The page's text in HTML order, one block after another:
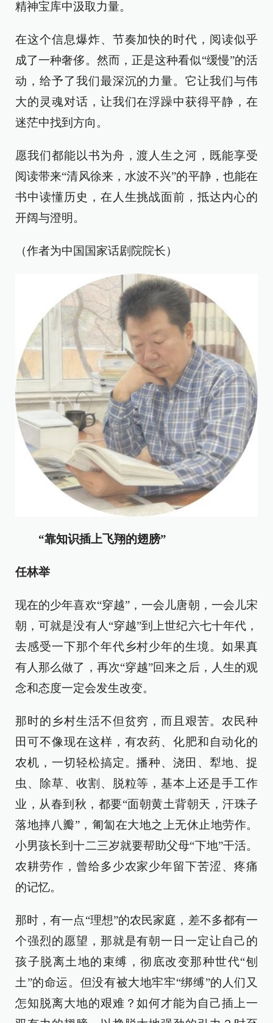
精神宝库中汲取力量。
在这个信息爆炸、节奏加快的时代，阅读似乎
成了一种奢侈。然而，正是这种看似“缓慢”的活
动，给予了我们最深沉的力量。它让我们与伟
大的灵魂对话，让我们在浮躁中获得平静，在
迷茫中找到方向。
愿我们都能以书为舟，渡人生之河，既能享受
阅读带来“清风徐来，水波不兴”的平静，也能在
书中读懂历史，在人生挑战面前，抵达内心的
开阔与澄明。
（作者为中国国家话剧院院长）
“靠知识插上飞翔的翅膀”
任林举
现在的少年喜欢“穿越”，一会儿唐朝，一会儿宋
朝，可就是没有人“穿越”到上世纪六七十年代，
去感受一下那个年代乡村少年的生境。如果真
有人那么做了，再次“穿越”回来之后，人生的观
念和态度一定会发生改变。
那时的乡村生活不但贫穷，而且艰苦。农民种
田可不像现在这样，有农药、化肥和自动化的
农机，一切轻松搞定。播种、浇田、犁地、捉
虫、除草、收割、脱粒等，基本上还是手工作
业，从春到秋，都要“面朝黄土背朝天，汗珠子
落地摔八瓣”，匍匐在大地之上无休止地劳作。
小男孩长到十二三岁就要帮助父母“下地”干活。
农耕劳作，曾给多少农家少年留下苦涩、疼痛
的记忆。
那时，有一点“理想”的农民家庭，差不多都有一
个强烈的愿望，那就是有朝一日一定让自己的
孩子脱离土地的束缚，彻底改变那种世代“刨
土”的命运。但没有被大地牢牢“绑缚”的人们又
怎知脱离大地的艰难？如何才能为自己插上一